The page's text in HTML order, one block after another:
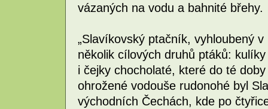
vázaných na vodu a bahnité břehy.
„Slavíkovský ptačník, vyhloubený
několik cílových druhů ptáků:
i čejky chocholaté, které do té
ohrožené vodouše rudonohé byl
východních Čechách, kde po